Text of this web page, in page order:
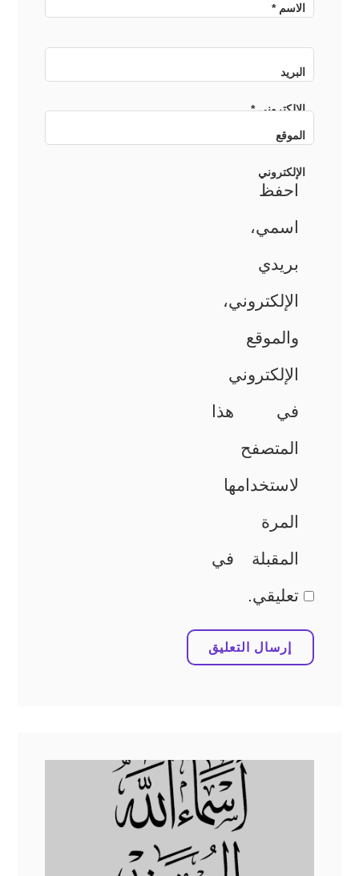
الاسم*
البريد
الإلكتروني*
الموقع
الإلكتروني
احفظ
اسمي،
بريدي
الإلكتروني،
والموقع
الإلكتروني
في هذا
المتصفح
لاستخدامها
المرة
المقبلة في
تعليقي.